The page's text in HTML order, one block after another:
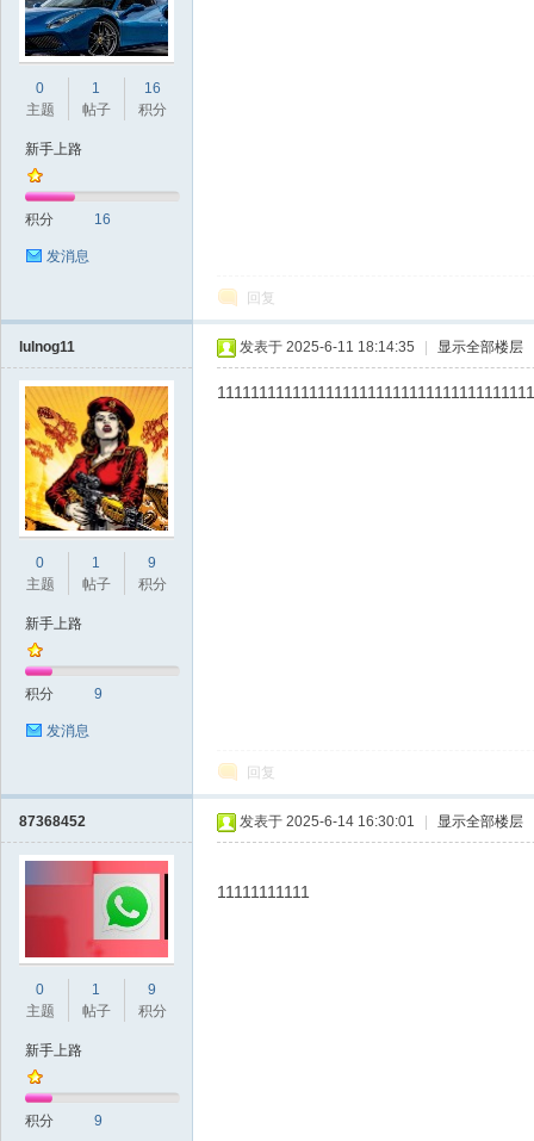
0
主题
1
帖子
16
积分
新手上路
积分 16
发消息
回复
lulnog11
0
主题
1
帖子
9
积分
新手上路
积分 9
发消息
发表于 2025-6-11 18:14:35 显示全部楼层
回复
87368452
0
主题
1
帖子
9
积分
新手上路
积分 9
发表于 2025-6-14 16:30:01 显示全部楼层
11111111111